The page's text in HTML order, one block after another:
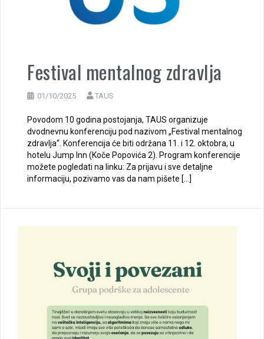
Festival mentalnog zdravlja
01/10/2025 TAUS
Povodom 10 godina postojanja, TAUS organizuje
dvodnevnu konferenciju pod nazivom „Festival mentalnog
zdravlja“. Konferencija će biti održana 11. i 12. oktobra, u
hotelu Jump Inn (Koče Popovića 2). Program konferencije
možete pogledati na linku: Za prijavu i sve detaljne
informaciju, pozivamo vas da nam pišete […]